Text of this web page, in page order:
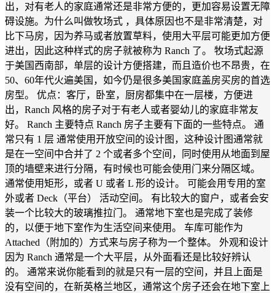
出，对有老人的家庭通常还是非常方便的，更加容易设置无障
碍设施。为什么叫做牧场式 ，具体原因也不是非常清楚，对
比下马房，因为养马或者放置草料，使用大平层可能更加方便
进出，因此这种样式的房子就被称为 Ranch 了。 牧场式起源
于美国西南部，单层的设计方便搭建，而且造价也不昂贵，在
50、60年代火遍美国，如今仍是很多美国家庭盖房买房的首选
房型。 优点：客厅，卧室，厨房都集中在一层楼，方便进
出，Ranch 风格的房子对于有老人或者婴幼儿的家庭非常友
好。 Ranch 主要特点 Ranch 房子主要有下面的一些特点。 通
常只有 1 层 通常使用开放空间的设计图，这种设计图通常就
是在一空间中合并了 2 个或者多个空间，同时使用从地面到屋
顶的墙壁来进行分隔，有时候也可能会使用门来分隔区域。
通常使用矩形，或者 U 或者 L 形的设计。 可能会用专用的室
外或者 Deck（平台） 活动空间。 有比较大的窗户，或者会安
装一个比较大的玻璃推拉门。 通常地下室也是完成了装修
的，以便于地下室作为生活空间来使用。 车库可能作为
Attached（附加的）方式来与房子称为一个整体。 外观和设计
因为 Ranch 通常是一个大平层，从外面看还是比较好辨认
的。 通常来说你能看到的就是只有一层的空间，并且上面是
没有空间的，在新英格兰地区，通常这个房子还会在地下室上